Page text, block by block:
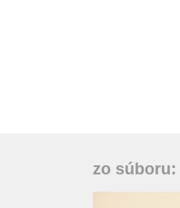
zo súboru: